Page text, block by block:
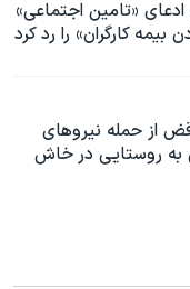
«تامین اجتماعی»
بیمه کارگران» را رد کرد
از حمله نیروهای
به روستایی در خاش